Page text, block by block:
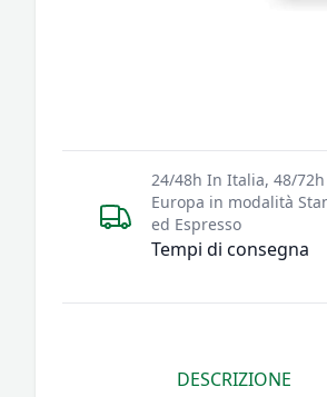
Tempi di consegna
24/48h In Italia, 48/
Europa in modalità
ed Espresso
DESCRIZIONE